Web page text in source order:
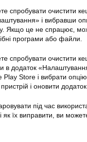
спробувати очистити
і вибравши
Якщо це не спрацює,
програми або файли.
спробувати очистити
в додаток
Play Store і вибрати
і оновити
під час
їх виправити, ви